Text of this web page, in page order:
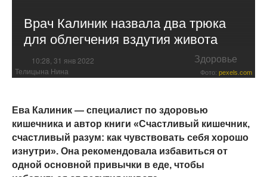
Врач Калиник назвала два трюка
для облегчения вздутия живота
10:28, 31 янв 2022 Здоровье
Телицына Нина Фото: pexels.com
Ева Калиник — специалист по здоровью
кишечника и автор книги «Счастливый кишечник,
счастливый разум: как чувствовать себя хорошо
изнутри». Она рекомендовала избавиться от
одной основной привычки в еде, чтобы